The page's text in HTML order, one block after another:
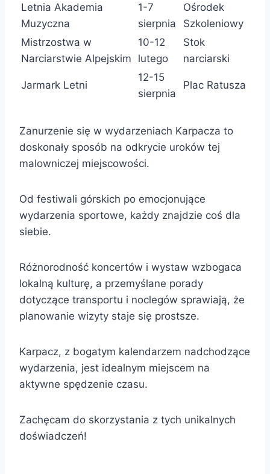
Letnia Akademia
Muzyczna
1-7
sierpnia
Ośrodek
Szkoleniowy
Mistrzostwa w
Narciarstwie Alpejskim
10-12
lutego
Stok
narciarski
Jarmark Letni
12-15
sierpnia
Plac Ratusza
Zanurzenie się w wydarzeniach Karpacza to
doskonały sposób na odkrycie uroków tej
malowniczej miejscowości.
Od festiwali górskich po emocjonujące
wydarzenia sportowe, każdy znajdzie coś dla
siebie.
Różnorodność koncertów i wystaw wzbogaca
lokalną kulturę, a przemyślane porady
dotyczące transportu i noclegów sprawiają, że
planowanie wizyty staje się prostsze.
Karpacz, z bogatym kalendarzem nadchodzące
wydarzenia, jest idealnym miejscem na
aktywne spędzenie czasu.
Zachęcam do skorzystania z tych unikalnych
doświadczeń!